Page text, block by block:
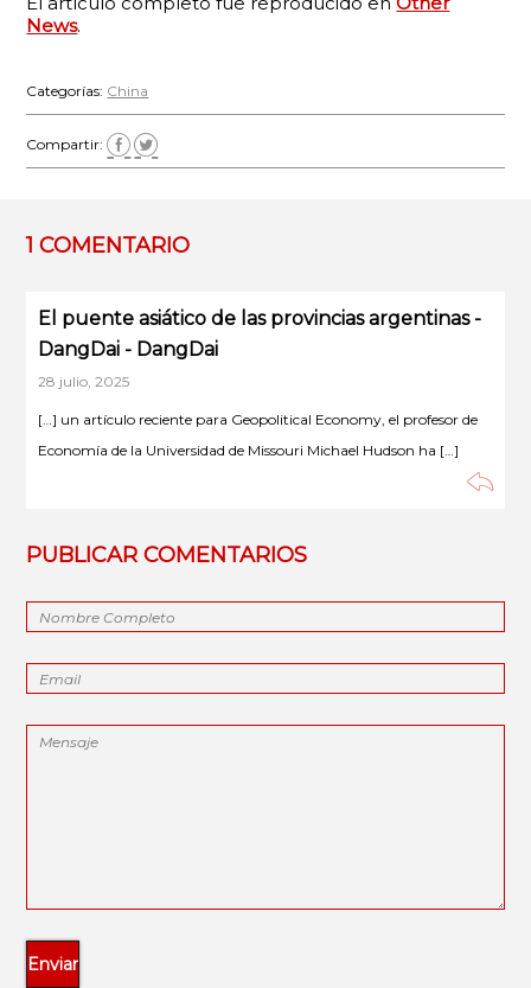
News.
Categorías: China
Compartir:
1 COMENTARIO
El puente asiático de las provincias argentinas -
DangDai - DangDai
28 julio, 2025
[…] un artículo reciente para Geopolitical Economy, el profesor de
Economía de la Universidad de Missouri Michael Hudson ha […]
PUBLICAR COMENTARIOS